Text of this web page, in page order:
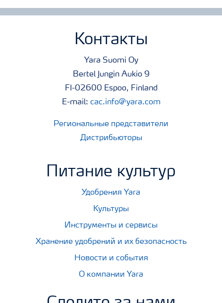
Контакты
Yara Suomi Oy
Bertel Jungin Aukio 9
FI-02600 Espoo, Finland
E-mail: cac.info@yara.com
Региональные представители
Дистрибьюторы
Питание культур
Удобрения Yara
Культуры
Инструменты и сервисы
Хранение удобрений и их безопасность
Новости и события
О компании Yara